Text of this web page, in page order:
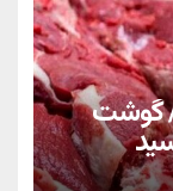
گوشت